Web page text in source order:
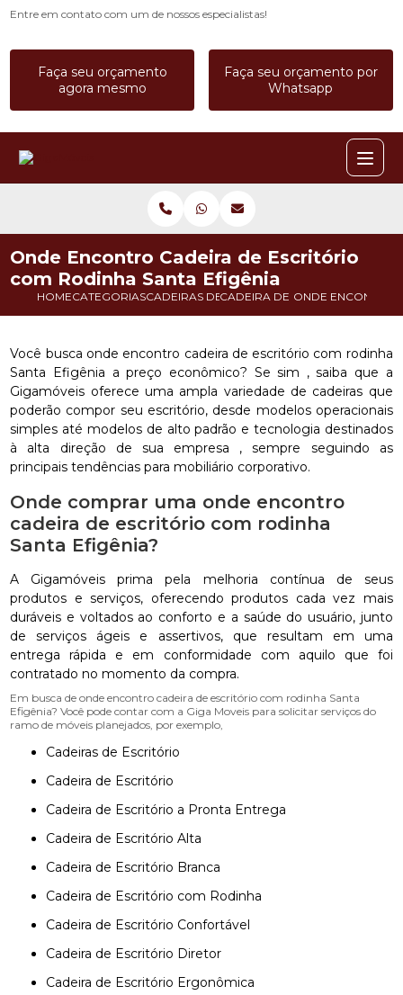
Entre em contato com um de nossos especialistas!
Faça seu orçamento
agora mesmo
Faça seu orçamento por
Whatsapp
HOMECATEGORIASCADEIRAS DE ESCRITORIOCADEIRA DE ESCRITORIO COM
ONDE ENCONTRO
Onde Encontro Cadeira de Escritório
com Rodinha Santa Efigênia
Você busca onde encontro cadeira de escritório com rodinha
Santa Efigênia a preço econômico? Se sim , saiba que a
Gigamóveis oferece uma ampla variedade de cadeiras que
poderão compor seu escritório, desde modelos operacionais
simples até modelos de alto padrão e tecnologia destinados
à alta direção de sua empresa , sempre seguindo as
principais tendências para mobiliário corporativo.
Onde comprar uma onde encontro
cadeira de escritório com rodinha
Santa Efigênia?
A Gigamóveis prima pela melhoria contínua de seus
produtos e serviços, oferecendo produtos cada vez mais
duráveis e voltados ao conforto e a saúde do usuário, junto
de serviços ágeis e assertivos, que resultam em uma
entrega rápida e em conformidade com aquilo que foi
contratado no momento da compra.
Em busca de onde encontro cadeira de escritório com rodinha Santa
Efigênia? Você pode contar com a Giga Moveis para solicitar serviços do
ramo de móveis planejados, por exemplo,
Cadeiras de Escritório
Cadeira de Escritório
Cadeira de Escritório a Pronta Entrega
Cadeira de Escritório Alta
Cadeira de Escritório Branca
Cadeira de Escritório com Rodinha
Cadeira de Escritório Confortável
Cadeira de Escritório Diretor
Cadeira de Escritório Ergonômica